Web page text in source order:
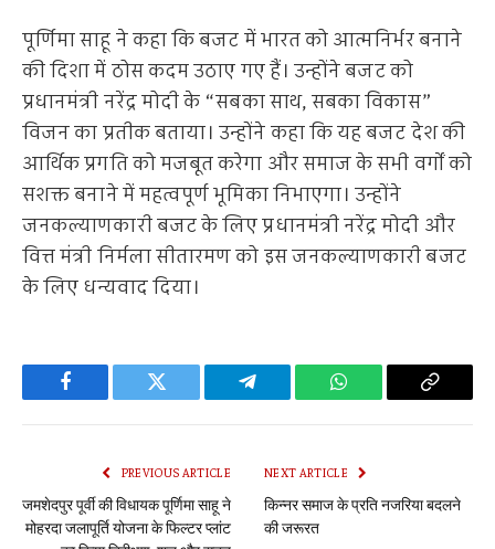
पूर्णिमा साहू ने कहा कि बजट में भारत को आत्मनिर्भर बनाने
की दिशा में ठोस कदम उठाए गए हैं। उन्होंने बजट को
प्रधानमंत्री नरेंद्र मोदी के “सबका साथ, सबका विकास”
विजन का प्रतीक बताया। उन्होंने कहा कि यह बजट देश की
आर्थिक प्रगति को मजबूत करेगा और समाज के सभी वर्गों को
सशक्त बनाने में महत्वपूर्ण भूमिका निभाएगा। उन्होंने
जनकल्याणकारी बजट के लिए प्रधानमंत्री नरेंद्र मोदी और
वित्त मंत्री निर्मला सीतारमण को इस जनकल्याणकारी बजट
के लिए धन्यवाद दिया।
Facebook Twitter Telegram WhatsApp Copy
PREVIOUS ARTICLE
जमशेदपुर पूर्वी की विधायक पूर्णिमा साहू ने
मोहरदा जलापूर्ति योजना के फिल्टर प्लांट
NEXT ARTICLE
किन्नर समाज के प्रति नजरिया बदलने
की जरूरत